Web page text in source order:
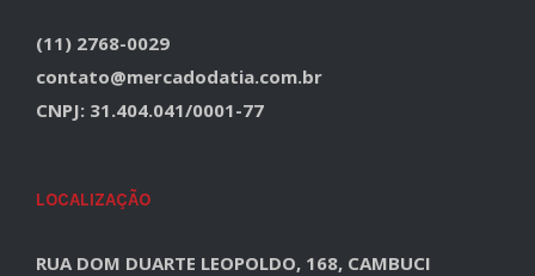
(11) 2768-0029
contato@mercadodatia.com.br
CNPJ: 31.404.041/0001-77
LOCALIZAÇÃO
RUA DOM DUARTE LEOPOLDO, 168, CAMBUCI